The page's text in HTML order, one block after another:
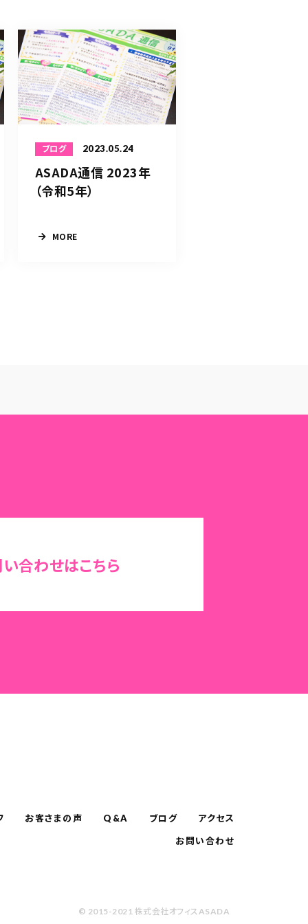
ブログ 2023.05.24
ASADA通信 2023年
（令和5年）
MORE
合わせはこちら
お客さまの声 Q&A ブログ アクセス
お問い合わせ
© 2015-2021 株式会社オフィスASADA